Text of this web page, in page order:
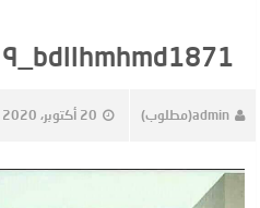
bdllhmhmd1871_٢٠٢٠١٠١٩_٠٠١٣٥٣_0
admin(مطلوب) 20 أكتوبر، 2020